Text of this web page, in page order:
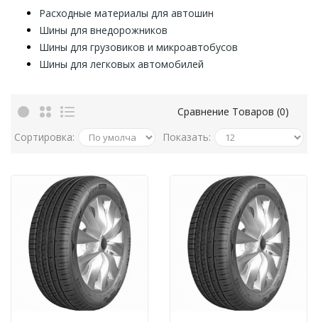
Расходные материалы для автошин
Шины для внедорожников
Шины для грузовиков и микроавтобусов
Шины для легковых автомобилей
Сравнение Товаров (0)
Сортировка:
Показать: